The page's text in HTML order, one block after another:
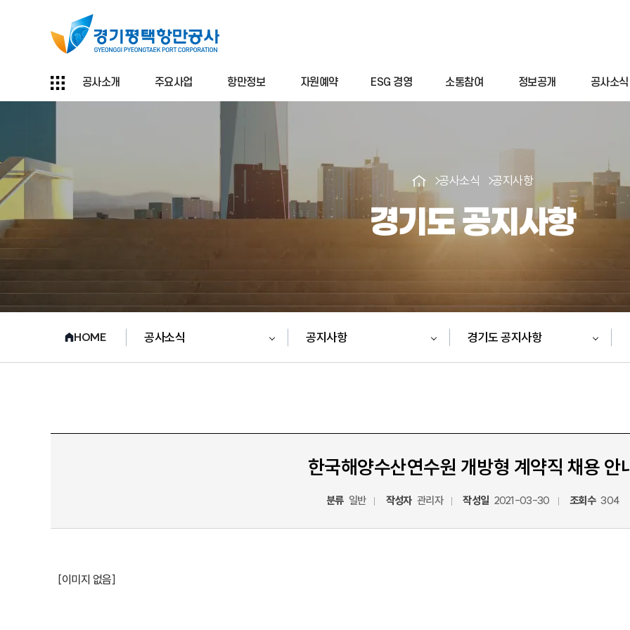
공사소개 주요사업 항만정보 자원예약 ESG 경영 소통참여 정보공개 공사소식
공사소식 공지사항
경기도 공지사항
HOME 공사소식 공지사항 경기도 공지사항
한국해양수산연수원 개방형 계약직 채용 안
분류 일반 작성자 관리자 작성일 2021-03-30 조회수 304
[이미지 없음]